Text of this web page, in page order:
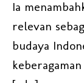
Ia
relevan
budaya